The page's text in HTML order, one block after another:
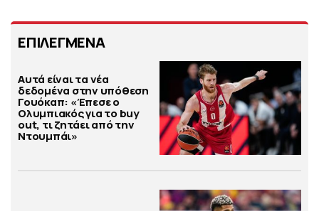
ΕΠΙΛΕΓΜΕΝΑ
Αυτά είναι τα νέα
δεδομένα στην υπόθεση
Γουόκαπ: «Έπεσε ο
Ολυμπιακός για το buy
out, τι ζητάει από την
Ντουμπάι»